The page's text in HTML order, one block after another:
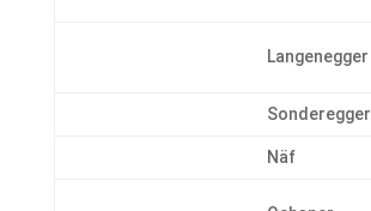
Langenegger
Sonderegger
Näf